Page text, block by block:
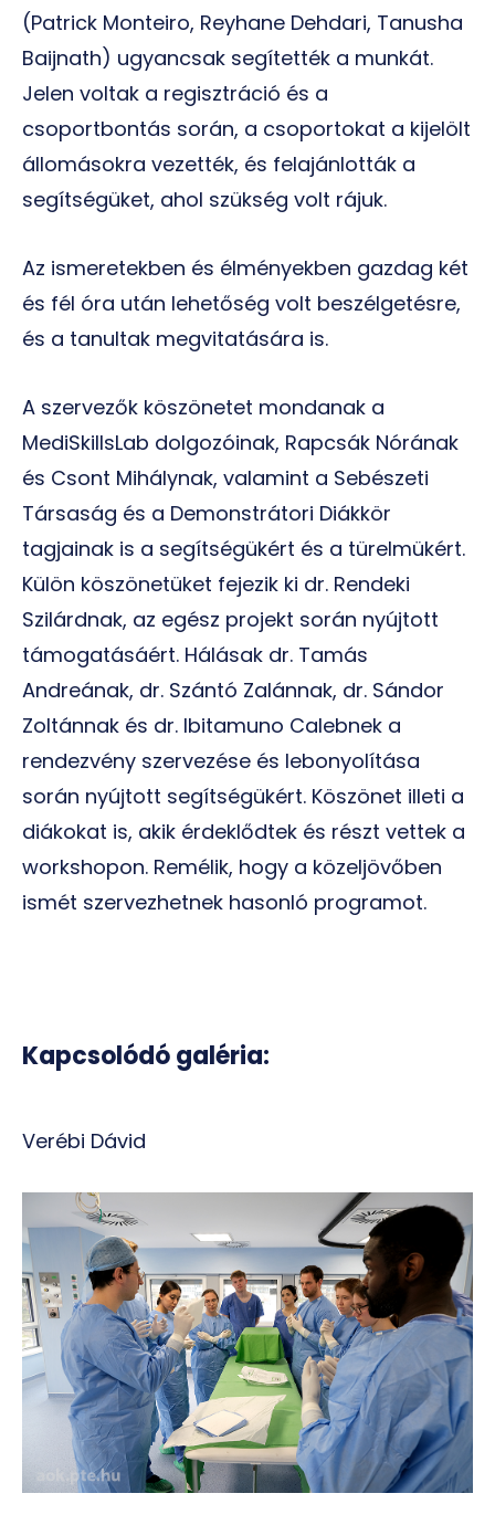
(Patrick Monteiro, Reyhane Dehdari, Tanusha
Baijnath) ugyancsak segítették a munkát.
Jelen voltak a regisztráció és a
csoportbontás során, a csoportokat a kijelölt
állomásokra vezették, és felajánlották a
segítségüket, ahol szükség volt rájuk.
Az ismeretekben és élményekben gazdag két
és fél óra után lehetőség volt beszélgetésre,
és a tanultak megvitatására is.
A szervezők köszönetet mondanak a
MediSkillsLab dolgozóinak, Rapcsák Nórának
és Csont Mihálynak, valamint a Sebészeti
Társaság és a Demonstrátori Diákkör
tagjainak is a segítségükért és a türelmükért.
Külön köszönetüket fejezik ki dr. Rendeki
Szilárdnak, az egész projekt során nyújtott
támogatásáért. Hálásak dr. Tamás
Andreának, dr. Szántó Zalánnak, dr. Sándor
Zoltánnak és dr. Ibitamuno Calebnek a
rendezvény szervezése és lebonyolítása
során nyújtott segítségükért. Köszönet illeti a
diákokat is, akik érdeklődtek és részt vettek a
workshopon. Remélik, hogy a közeljövőben
ismét szervezhetnek hasonló programot.
Kapcsolódó galéria:
Verébi Dávid